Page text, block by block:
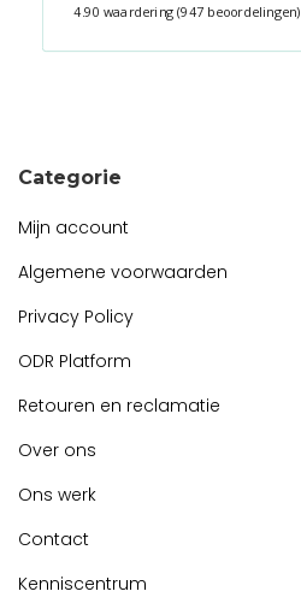
4.90 waardering (947 beoordelingen)
Categorie
Mijn account
Algemene voorwaarden
Privacy Policy
ODR Platform
Retouren en reclamatie
Over ons
Ons werk
Contact
Kenniscentrum